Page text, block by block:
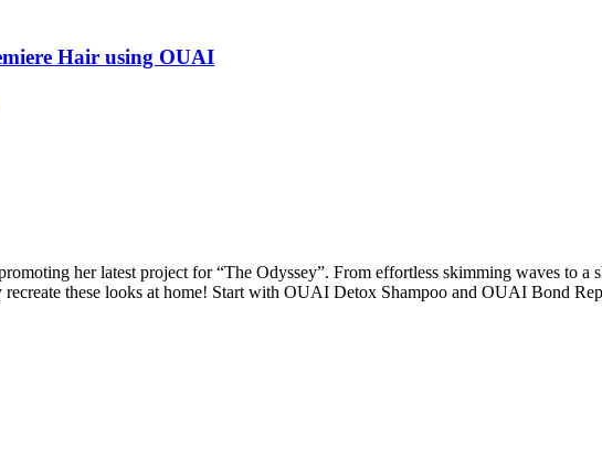
Hair using OUAI
her latest project for “The Odyssey”. From effortless skimming waves to
these looks at home! Start with OUAI Detox Shampoo and OUAI Bond